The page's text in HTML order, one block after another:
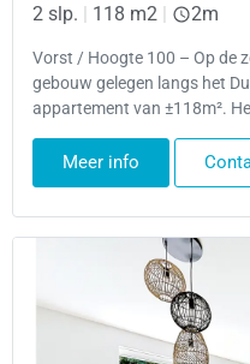
2 slp. | 118 m2 | 2m
Vorst / Hoogte 100 – Op de
gebouw gelegen langs het
appartement van ±118m².
Meer info